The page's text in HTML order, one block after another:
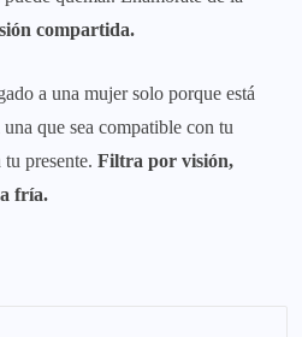
compartida.
a una mujer solo porque está
que sea compatible con tu
presente. Filtra por visión,
fría.